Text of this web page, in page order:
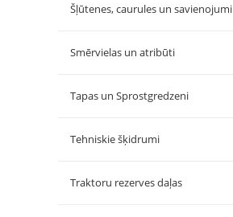
Šļūtenes, caurules un savienojumi
Smērvielas un atribūti
Tapas un Sprostgredzeni
Tehniskie šķidrumi
Traktoru rezerves daļas